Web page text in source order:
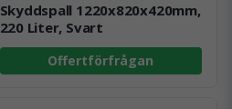
Skyddspall 1220x820x420mm,
220 Liter, Svart
Offertförfrågan